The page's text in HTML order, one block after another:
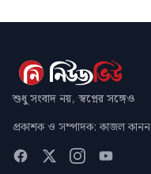
শুধু সংবাদ নয়, স্বপ্নের সঙ্গেও
প্রকাশক ও সম্পাদক: কাজল কানন